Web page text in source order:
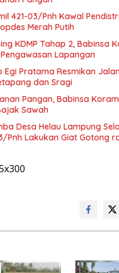
421-03/Pnh Kawal
Merah Putih
KDMP Tahap 2, Babinsa
Lapangan
Egi Pratama Resmikan
dan Sragi
Pangan, Babinsa
Sawah
Desa Helau Lampung
Pnh Lakukan Giat Gotong